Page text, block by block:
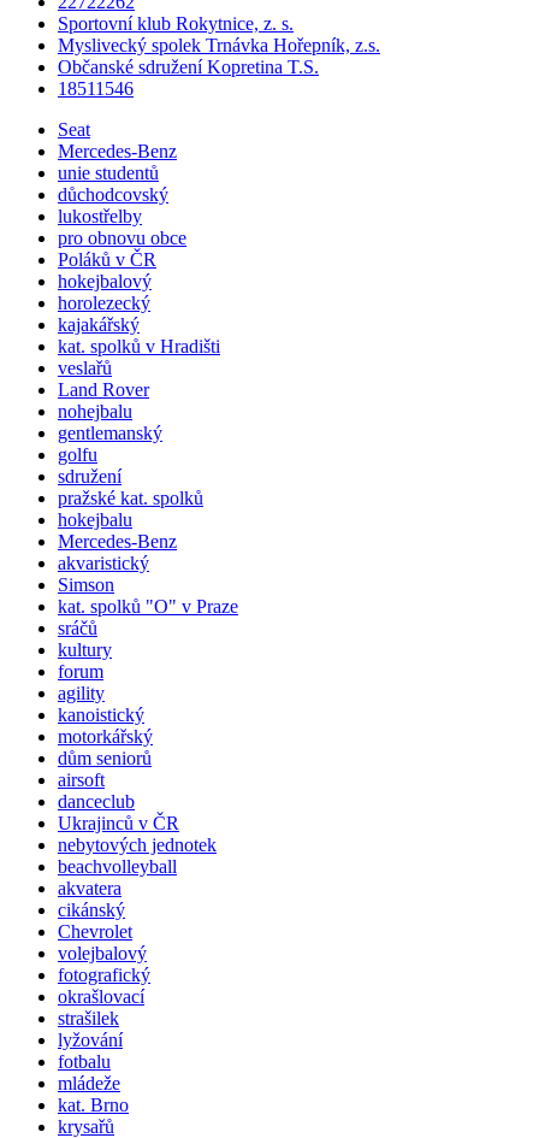
Sportovní klub Rokytnice, z. s.
Myslivecký spolek Trnávka Hořepník, z.s.
Občanské sdružení Kopretina T.S.
18511546
Seat
Mercedes-Benz
unie studentů
důchodcovský
lukostřelby
pro obnovu obce
Poláků v ČR
hokejbalový
horolezecký
kajakářský
kat. spolků v Hradišti
veslařů
Land Rover
nohejbalu
gentlemanský
golfu
sdružení
pražské kat. spolků
hokejbalu
Mercedes-Benz
akvaristický
Simson
kat. spolků "O" v Praze
sráčů
kultury
forum
agility
kanoistický
motorkářský
dům seniorů
airsoft
danceclub
Ukrajinců v ČR
nebytových jednotek
beachvolleyball
akvatera
cikánský
Chevrolet
volejbalový
fotografický
okrašlovací
strašilek
lyžování
fotbalu
mládeže
kat. Brno
krysařů